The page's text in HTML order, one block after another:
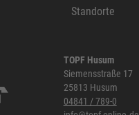
Standorte
TOPF Husum
Siemensstraße 17
25813 Husum
04841 / 789-0